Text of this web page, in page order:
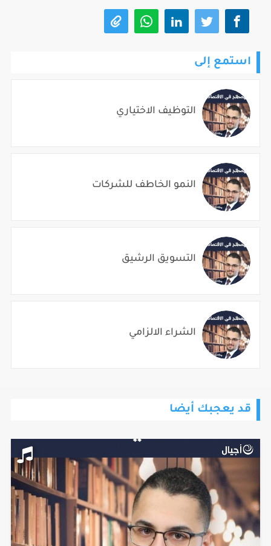
استمع إلى
التوظيف الاختياري
النمو الخاطف للشركات
التسويق الرشيق
الشراء الالزامي
قد يعجبك أيضا